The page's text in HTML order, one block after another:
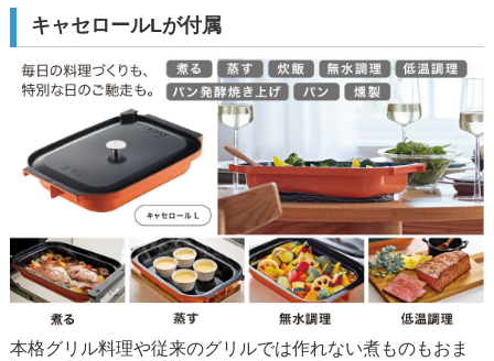
キャセロールLが付属
本格グリル料理や従来のグリルでは作れない煮ものもおま